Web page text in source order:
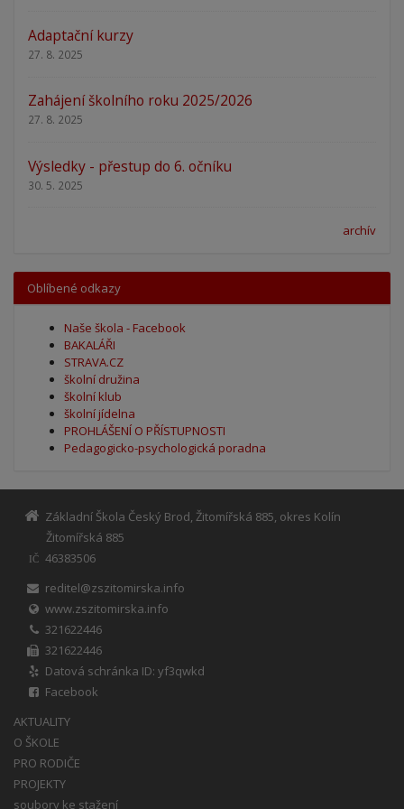
Adaptační kurzy
27. 8. 2025
Zahájení školního roku 2025/2026
27. 8. 2025
Výsledky - přestup do 6. očníku
30. 5. 2025
archív
Oblíbené odkazy
Naše škola - Facebook
BAKALÁŘI
STRAVA.CZ
školní družina
školní klub
školní jídelna
PROHLÁŠENÍ O PŘÍSTUPNOSTI
Pedagogicko-psychologická poradna
Základní Škola Český Brod, Žitomířská 885, okres Kolín
Žitomířská 885
IČ
46383506
reditel@zszitomirska.info
www.zszitomirska.info
321622446
321622446
Datová schránka ID: yf3qwkd
Facebook
AKTUALITY
O ŠKOLE
PRO RODIČE
PROJEKTY
soubory ke stažení